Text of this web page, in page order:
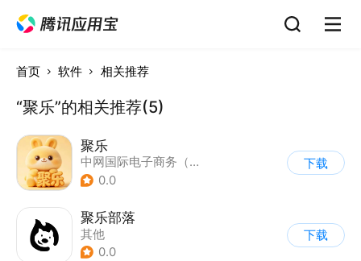
首页 软件 相关推荐
“聚乐”的相关推荐(5)
聚乐
中网国际电子商务（广州）有限公司
0.0
下载
聚乐部落
其他
0.0
下载